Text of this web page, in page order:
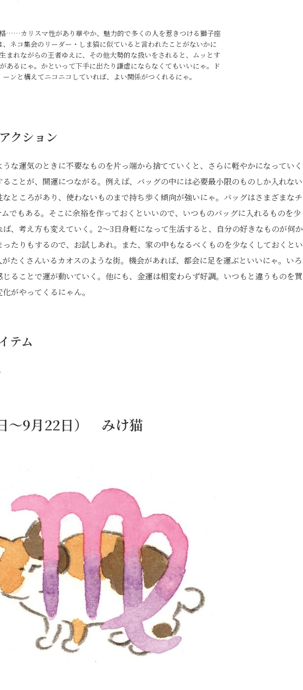
……カリスマ性があり華やか、魅力的で多くの人を惹きつける獅子座
、ネコ集会のリーダー・しま猫に似ていると言われたことがないかに
まれながらの王者ゆえに、その他大勢的な扱いをされると、ムッとす
あるにゃ。かといって下手に出たり謙虚にならなくてもいいにゃ。ド
ーンと構えてニコニコしていれば、よい関係がつくれるにゃ。
クション
な運気のときに不要なものを片っ端から捨てていくと、さらに軽やかになっていく
ことが、開運につながる。例えば、バッグの中には必要最小限のものしか入れない
ところがあり、使わないものまで持ち歩く傾向が強いにゃ。バッグはさまざまなチ
でもある。そこに余裕を作っておくといいので、いつものバッグに入れるものを少
、考え方も変えていく。2〜3日身軽になって生活すると、自分の好きなものが何か
たりもするので、お試しあれ。また、家の中もなるべくものを少なくしておくとい
たくさんいるカオスのような街。機会があれば、都会に足を運ぶといいにゃ。いろ
ることで運が動いていく。他にも、金運は相変わらず好調。いつもと違うものを買
がやってくるにゃん。
テム
～9月22日） みけ猫